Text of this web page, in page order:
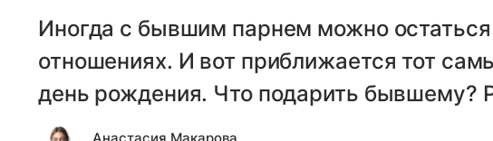
Иногда с бывшим парнем можно
отношениях. И вот приближается тот
день рождения. Что подарить бывшему?